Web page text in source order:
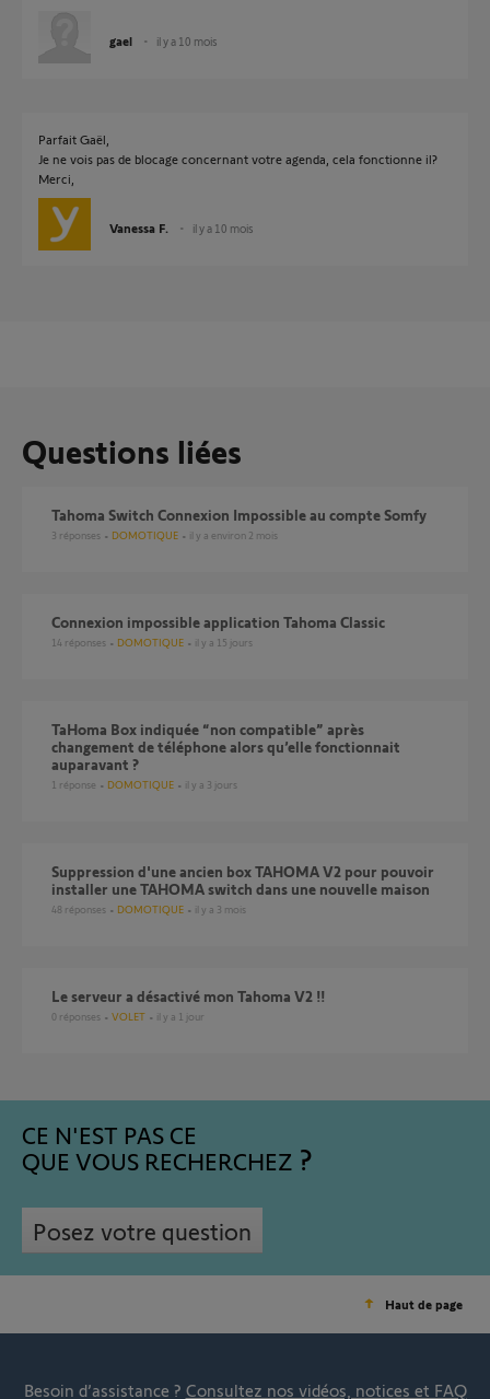
gael il y a 10 mois
Parfait Gaël,
Je ne vois pas de blocage concernant votre agenda, cela fonctionne il?
Merci,
Vanessa F. il y a 10 mois
Questions liées
Tahoma Switch Connexion Impossible au compte Somfy
3 réponses DOMOTIQUE il y a environ 2 mois
Connexion impossible application Tahoma Classic
14 réponses DOMOTIQUE il y a 15 jours
TaHoma Box indiquée “non compatible” après
changement de téléphone alors qu’elle fonctionnait
auparavant ?
1 réponse DOMOTIQUE il y a 3 jours
Suppression d'une ancien box TAHOMA V2 pour pouvoir
installer une TAHOMA switch dans une nouvelle maison
48 réponses DOMOTIQUE il y a 3 mois
Le serveur a désactivé mon Tahoma V2 !!
0 réponses VOLET il y a 1 jour
CE N'EST PAS CE
QUE VOUS RECHERCHEZ
Posez votre question
Haut de page
Besoin d’assistance ? Consultez nos vidéos, notices et FAQ